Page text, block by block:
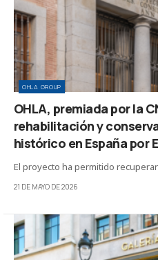
OHLA GROUP
OHLA, premiada por la
rehabilitación y
histórico en España por
El proyecto ha permitido
21 DE MAYO DE 2026